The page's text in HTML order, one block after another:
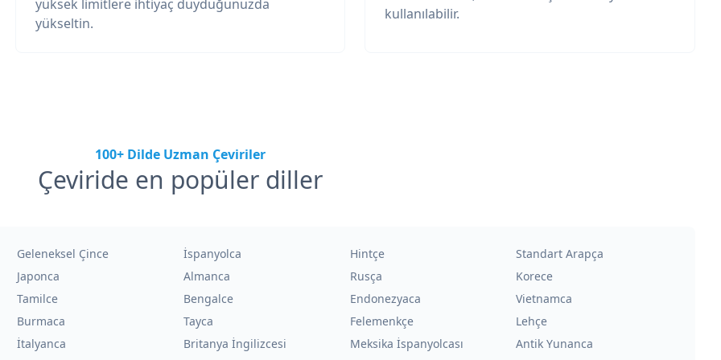
yüksek limitlere ihtiyaç duyduğunuzda
yükseltin.
kullanılabilir.
100+ Dilde Uzman Çeviriler
Çeviride en popüler diller
Geleneksel Çince İspanyolca Hintçe
Standart Arapça
Japonca
Almanca Rusça
Korece
Tamilce
Bengalce Endonezyaca
Vietnamca
Burmaca
Tayca Felemenkçe
Lehçe
İtalyanca
Britanya İngilizcesi Meksika İspanyolcası
Antik Yunanca